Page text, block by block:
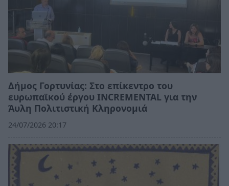
Δήμος Γορτυνίας: Στο επίκεντρο του
ευρωπαϊκού έργου INCREMENTAL για την
Άυλη Πολιτιστική Κληρονομιά
24/07/2026 20:17